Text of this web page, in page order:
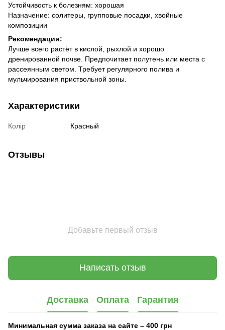
Устойчивость к болезням: хорошая
Назначение: солитеры, групповые посадки, хвойные
композиции
Рекомендации:
Лучше всего растёт в кислой, рыхлой и хорошо
дренированной почве. Предпочитает полутень или места с
рассеянным светом. Требует регулярного полива и
мульчирования приствольной зоны.
Характеристики
Колір Красный
Отзывы
Добавьте первый отзыв
Написать отзыв
Доставка Оплата Гарантия
Минимальная сумма заказа на сайте – 400 грн